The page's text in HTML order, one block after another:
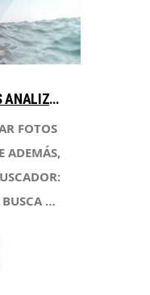
➤ FOTOS DE COLONIAS ANALIZA PRECIO PARA COMPRAR CON LIBRERIAESOTERICA.NET
FOTOS
ADEMÁS,
BUSCA …